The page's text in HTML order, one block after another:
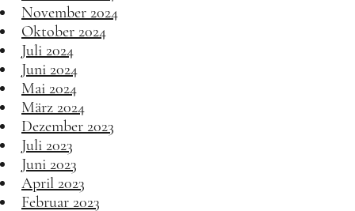
November 2024
Oktober 2024
Juli 2024
Juni 2024
Mai 2024
März 2024
Dezember 2023
Juli 2023
Juni 2023
April 2023
Februar 2023